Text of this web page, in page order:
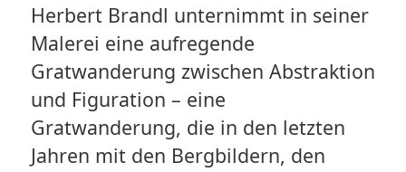
Herbert Brandl unternimmt in seiner
Malerei eine aufregende
Gratwanderung zwischen Abstraktion
und Figuration – eine
Gratwanderung, die in den letzten
Jahren mit den Bergbildern, den